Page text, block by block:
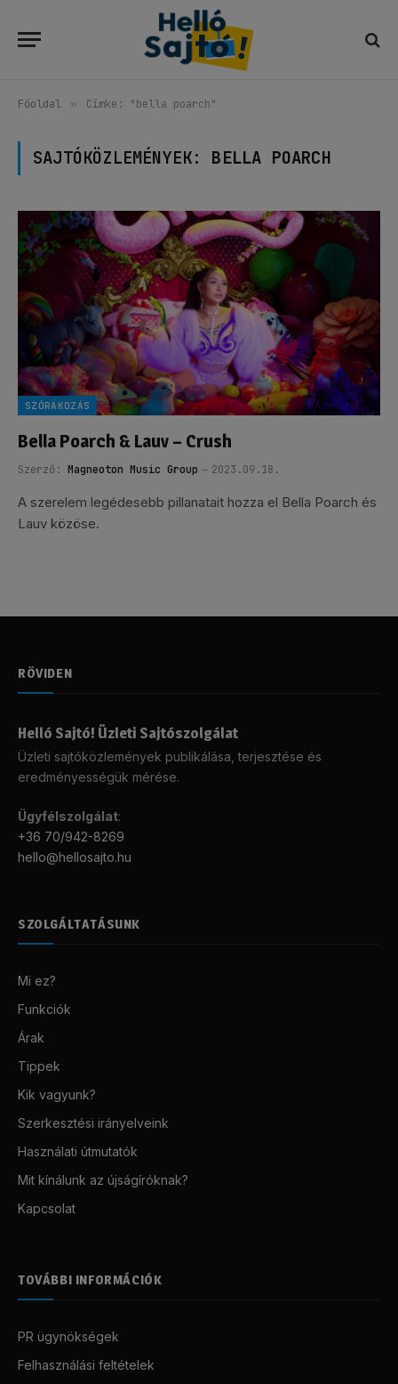
Főoldal » Címke: "bella poarch"
SAJTÓKÖZLEMÉNYEK: BELLA POARCH
SZÓRAKOZÁS
Bella Poarch & Lauv – Crush
Szerző: Magneoton Music Group 2023.09.18.
A szerelem legédesebb pillanatait hozza el Bella Poarch és
Lauv közöse.
RÖVIDEN
Helló Sajtó! Üzleti Sajtószolgálat
Üzleti sajtóközlemények publikálása, terjesztése és
eredményességük mérése.
Ügyfélszolgálat:
+36 70/942-8269
hello@hellosajto.hu
SZOLGÁLTATÁSUNK
Mi ez?
Funkciók
Árak
Tippek
Kik vagyunk?
Szerkesztési irányelveink
Használati útmutatók
Mit kínálunk az újságíróknak?
Kapcsolat
TOVÁBBI INFORMÁCIÓK
PR ügynökségek
Felhasználási feltételek